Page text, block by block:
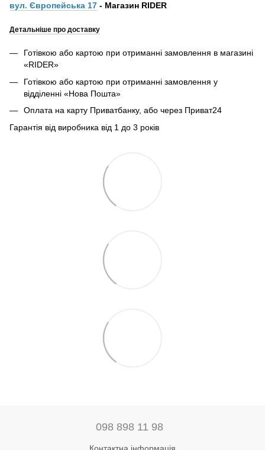
вул. Європейська 17 - Магазин RIDER
Детальніше про доставку
Готівкою або картою при отриманні замовлення в магазині
«RIDER»
Готівкою або картою при отриманні замовлення у
відділенні «Нова Пошта»
Оплата на карту Приватбанку, або через Приват24
Гарантія від виробника від 1 до 3 років
098 898 11 98
Контактна інформація